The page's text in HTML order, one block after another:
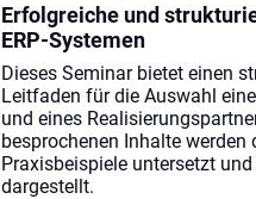
Erfolgreiche und
ERP-Systemen
Dieses Seminar bietet einen
Leitfaden für die Auswahl
und eines
besprochenen Inhalte werden
Praxisbeispiele untersetzt
dargestellt.